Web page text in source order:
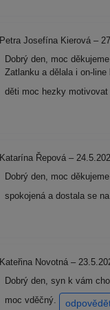
Petra Josefína Kierová –
Dobrý den, moc
Zatlanku a dělala i on-
děti moc hezky
Katarína Řepová –
Dobrý den, moc
spokojená a dostala se
Kateřina Novotná –
Dobrý den, syn k vám
moc vděčný.